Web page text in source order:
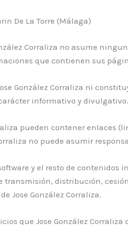
De La Torre (Málaga)
Corraliza no asume
que contienen sus
González Corraliza ni
informativo y divulgativo.
pueden contener enlaces
no puede asumir
y el resto de contenidos
transmisión, distribución,
Jose González Corraliza.
que Jose González